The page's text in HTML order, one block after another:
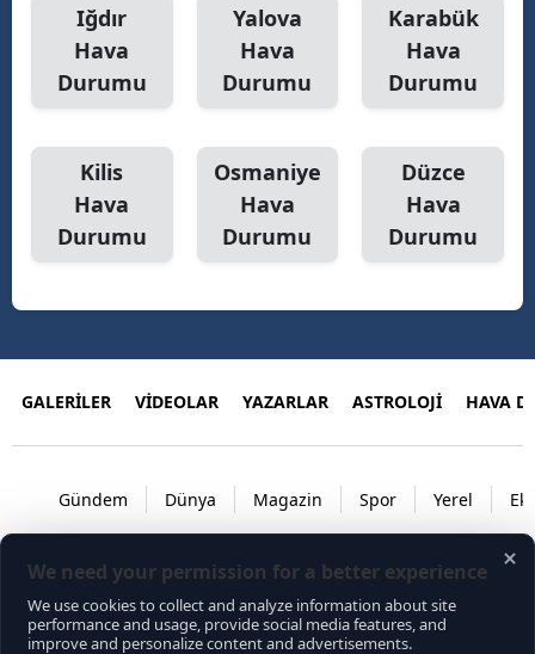
Iğdır
Hava
Durumu
Yalova
Hava
Durumu
Karabük
Hava
Durumu
Kilis
Hava
Durumu
Osmaniye
Hava
Durumu
Düzce
Hava
Durumu
GALERİLER VİDEOLAR YAZARLAR ASTROLOJİ HAVA
Gündem Dünya Magazin Spor Yerel